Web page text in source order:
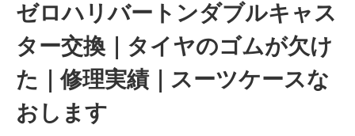
ゼロハリバートンダブルキャス
ター交換｜タイヤのゴムが欠け
た｜修理実績｜スーツケースな
おします